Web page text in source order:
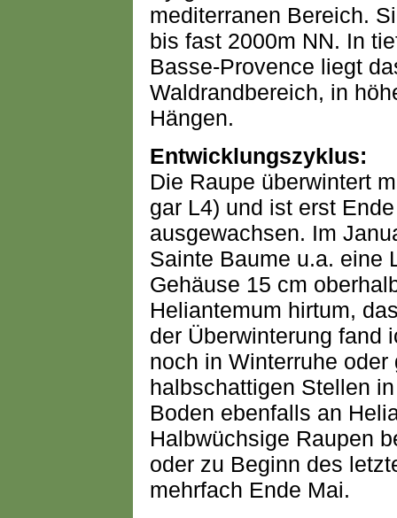
mediterranen Bereich.
bis fast 2000m NN. In
Basse-Provence liegt
Waldrandbereich, in
Hängen.
Entwicklungszyklus:
Die Raupe überwintert
gar L4) und ist erst
ausgewachsen. Im
Sainte Baume u.a. eine
Gehäuse 15 cm
Heliantemum hirtum,
der Überwinterung fand
noch in Winterruhe
halbschattigen Stellen
Boden ebenfalls an
Halbwüchsige Raupen
oder zu Beginn des
mehrfach Ende Mai.